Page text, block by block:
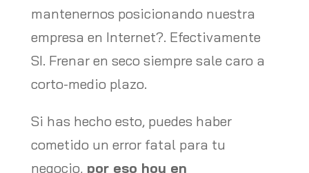
mantenernos posicionando nuestra
empresa en Internet?. Efectivamente
SI. Frenar en seco siempre sale caro a
corto-medio plazo.
Si has hecho esto, puedes haber
cometido un error fatal para tu
negocio, por eso hoy en